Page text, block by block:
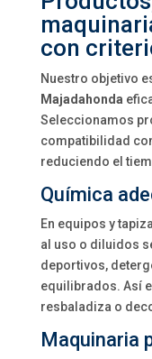
con
Nuestro objetivo
Majadahonda
Seleccionamos
compatibilidad
reduciendo el
Química
En equipos y
al uso o diluidos
deportivos,
equilibrados. Así
resbaladiza o
Maquinaria